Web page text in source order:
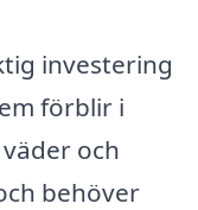
investering
förblir i
och
behöver